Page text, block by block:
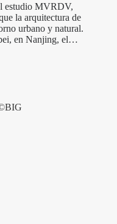
estudio MVRDV,
la arquitectura de
urbano y natural.
en Nanjing, el…